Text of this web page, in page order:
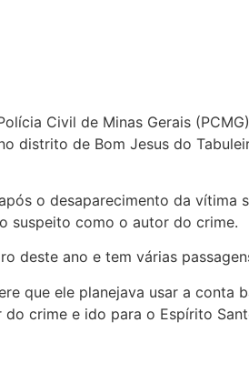
Civil de Minas Gerais
distrito de Bom Jesus do
o desaparecimento da vítima
suspeito como o autor do crime.
deste ano e tem várias
que ele planejava usar a conta
crime e ido para o Espírito